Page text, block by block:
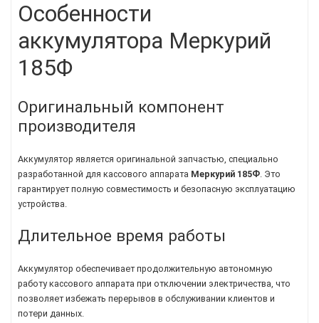
Особенности
аккумулятора Меркурий
185Ф
Оригинальный компонент
производителя
Аккумулятор является оригинальной запчастью, специально
разработанной для кассового аппарата Меркурий 185Ф . Это
гарантирует полную совместимость и безопасную эксплуатацию
устройства.
Длительное время работы
Аккумулятор обеспечивает продолжительную автономную
работу кассового аппарата при отключении электричества, что
позволяет избежать перерывов в обслуживании клиентов и
потери данных.